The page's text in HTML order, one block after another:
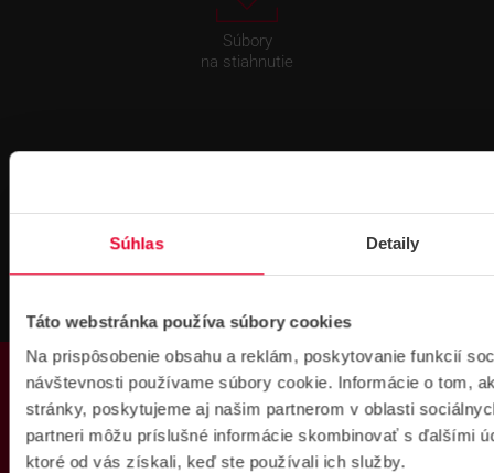
Súhlas Detaily
Táto webstránka používa súbory cookies
Na prispôsobenie obsahu a reklám, poskytovanie funkcií
návštevnosti používame súbory cookie. Informácie o tom,
stránky, poskytujeme aj našim partnerom v oblasti
partneri môžu príslušné informácie skombinovať s ďalšími
ktoré od vás získali, keď ste používali ich služby.
PRODUKTY
Súbory
na stiahnutie
Pre zákazníkov s rámovcovou zmluvou pri
objednávkach nad 300 € bez DPH